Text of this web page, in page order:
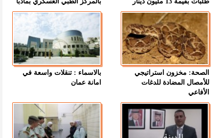
الصحة: مخزون استراتيجي
للأمصال المضادة للدغات
الأفاعي
بالاسماء : تنقلات واسعة في
امانة عمان